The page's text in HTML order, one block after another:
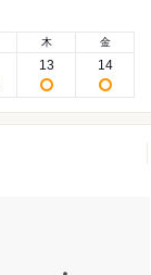
木
13
金
14